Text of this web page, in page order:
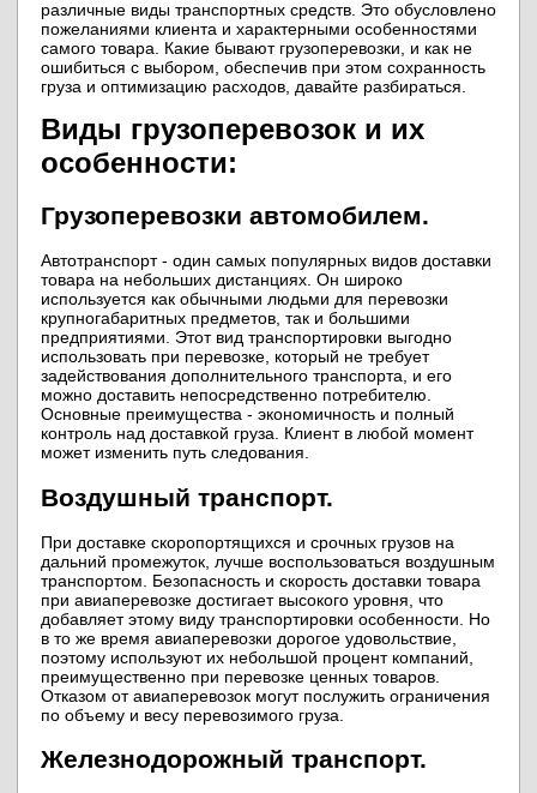
различные виды транспортных средств. Это обусловлено
пожеланиями клиента и характерными особенностями
самого товара. Какие бывают грузоперевозки, и как не
ошибиться с выбором, обеспечив при этом сохранность
груза и оптимизацию расходов, давайте разбираться.
Виды грузоперевозок и их
особенности:
Грузоперевозки автомобилем.
Автотранспорт - один самых популярных видов доставки
товара на небольших дистанциях. Он широко
используется как обычными людьми для перевозки
крупногабаритных предметов, так и большими
предприятиями. Этот вид транспортировки выгодно
использовать при перевозке, который не требует
задействования дополнительного транспорта, и его
можно доставить непосредственно потребителю.
Основные преимущества - экономичность и полный
контроль над доставкой груза. Клиент в любой момент
может изменить путь следования.
Воздушный транспорт.
При доставке скоропортящихся и срочных грузов на
дальний промежуток, лучше воспользоваться воздушным
транспортом. Безопасность и скорость доставки товара
при авиаперевозке достигает высокого уровня, что
добавляет этому виду транспортировки особенности. Но
в то же время авиаперевозки дорогое удовольствие,
поэтому используют их небольшой процент компаний,
преимущественно при перевозке ценных товаров.
Отказом от авиаперевозок могут послужить ограничения
по объему и весу перевозимого груза.
Железнодорожный транспорт.